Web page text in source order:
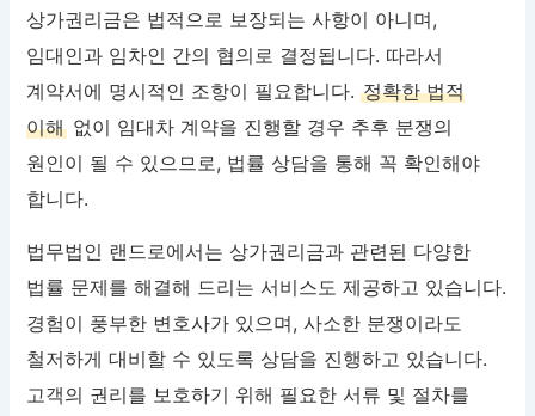
상가권리금은 법적으로 보장되는 사항이 아니며,
임대인과 임차인 간의 협의로 결정됩니다. 따라서
계약서에 명시적인 조항이 필요합니다.정확한 법적
이해 없이 임대차 계약을 진행할 경우 추후 분쟁의
원인이 될 수 있으므로, 법률 상담을 통해 꼭 확인해야
합니다.
법무법인 랜드로에서는 상가권리금과 관련된 다양한
법률 문제를 해결해 드리는 서비스도 제공하고 있습니다.
경험이 풍부한 변호사가 있으며, 사소한 분쟁이라도
철저하게 대비할 수 있도록 상담을 진행하고 있습니다.
고객의 권리를 보호하기 위해 필요한 서류 및 절차를